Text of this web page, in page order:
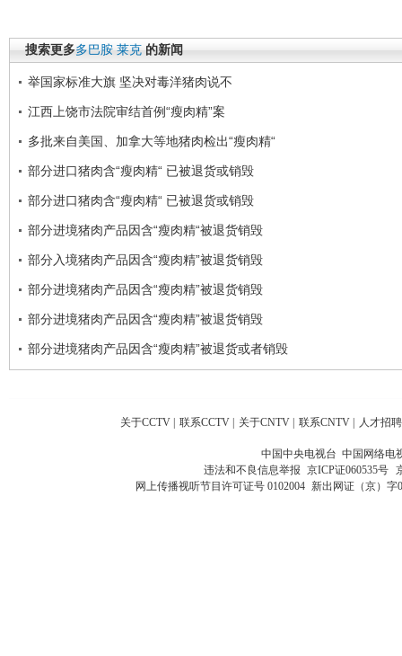
搜索更多多巴胺 莱克 的新闻
举国家标准大旗 坚决对毒洋猪肉说不
江西上饶市法院审结首例“瘦肉精”案
多批来自美国、加拿大等地猪肉检出“瘦肉精“
部分进口猪肉含“瘦肉精“ 已被退货或销毁
部分进口猪肉含“瘦肉精“ 已被退货或销毁
部分进境猪肉产品因含“瘦肉精“被退货销毁
部分入境猪肉产品因含“瘦肉精”被退货销毁
部分进境猪肉产品因含“瘦肉精”被退货销毁
部分进境猪肉产品因含“瘦肉精”被退货销毁
部分进境猪肉产品因含“瘦肉精”被退货或者销毁
关于CCTV 联系CCTV 关于CNTV 联系CNTV 人才招聘
中国中央电视台 中国网络电
违法和不良信息举报 京ICP证060535号
网上传播视听节目许可证号 0102004 新出网证（京）